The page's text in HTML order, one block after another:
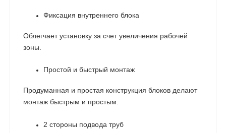
Фиксация внутреннего блока
Облегчает установку за счет увеличения рабочей
зоны.
Простой и быстрый монтаж
Продуманная и простая конструкция блоков делают
монтаж быстрым и простым.
2 стороны подвода труб